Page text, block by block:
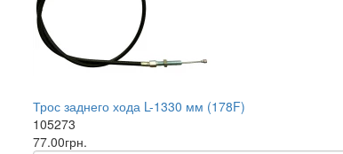
Трос заднего хода L-1330 мм (178F)
105273
77.00грн.